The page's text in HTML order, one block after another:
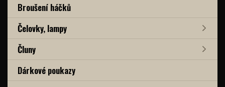
Broušení háčků
Čelovky, lampy
Čluny
Dárkové poukazy